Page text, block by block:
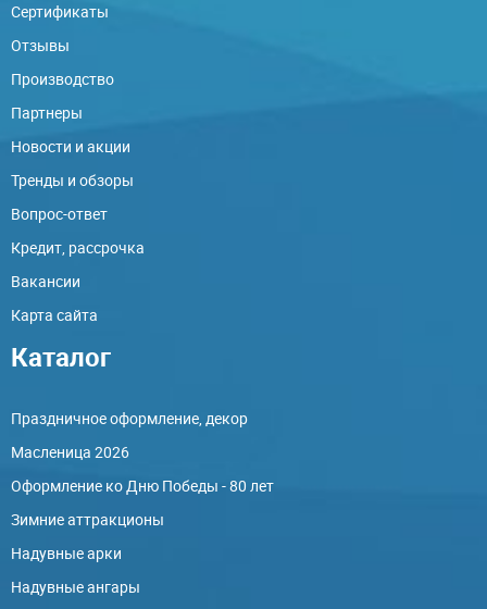
Сертификаты
Отзывы
Производство
Партнеры
Новости и акции
Тренды и обзоры
Вопрос-ответ
Кредит, рассрочка
Вакансии
Карта сайта
Каталог
Праздничное оформление, декор
Масленица 2026
Оформление ко Дню Победы - 80 лет
Зимние аттракционы
Надувные арки
Надувные ангары